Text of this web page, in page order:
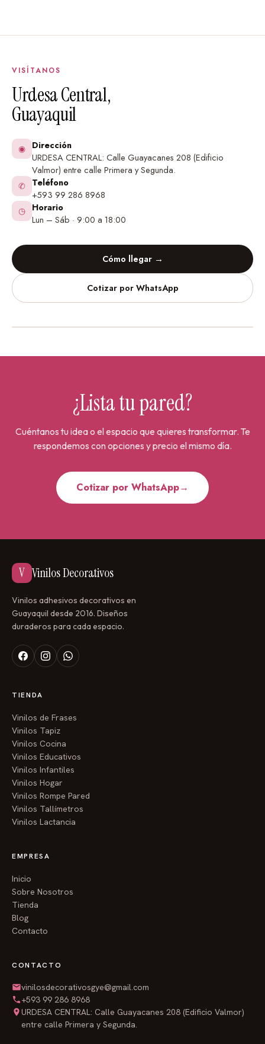
VISÍTANOS
Urdesa Central,
Guayaquil
◉ Dirección
URDESA CENTRAL: Calle Guayacanes 208 (Edificio
Valmor) entre calle Primera y Segunda.
✆
Teléfono
+593 99 286 8968
◷ Horario
Lun – Sáb · 9:00 a 18:00
Cómo llegar →
Cotizar por WhatsApp
Vinilos Decorativos
¿Lista tu pared?
Cuéntanos tu idea o el espacio que quieres transformar. Te
respondemos con opciones y precio el mismo día.
Cotizar por WhatsApp→
V Vinilos Decorativos
Vinilos adhesivos decorativos en
Guayaquil desde 2016. Diseños
duraderos para cada espacio.
TIENDA
Vinilos de Frases
Vinilos Tapiz
Vinilos Cocina
Vinilos Educativos
Vinilos Infantiles
Vinilos Hogar
Vinilos Rompe Pared
Vinilos Tallímetros
Vinilos Lactancia
EMPRESA
Inicio
Sobre Nosotros
Tienda
Blog
Contacto
CONTACTO
vinilosdecorativosgye@gmail.com
+593 99 286 8968
URDESA CENTRAL: Calle Guayacanes 208 (Edificio Valmor)
entre calle Primera y Segunda.